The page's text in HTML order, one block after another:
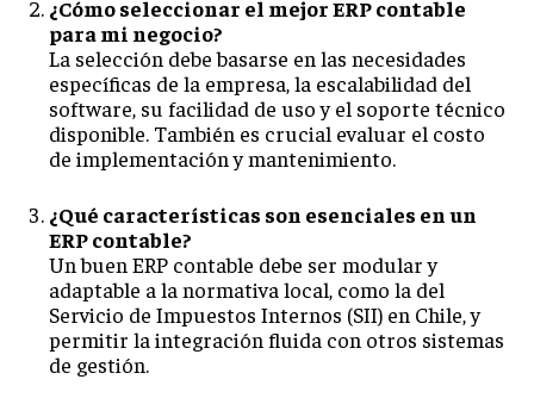
¿Cómo seleccionar el mejor ERP contable
para mi negocio?
La selección debe basarse en las necesidades
específicas de la empresa, la escalabilidad del
software, su facilidad de uso y el soporte técnico
disponible. También es crucial evaluar el costo
de implementación y mantenimiento.
¿Qué características son esenciales en un
ERP contable?
Un buen ERP contable debe ser modular y
adaptable a la normativa local, como la del
Servicio de Impuestos Internos (SII) en Chile, y
permitir la integración fluida con otros sistemas
de gestión.